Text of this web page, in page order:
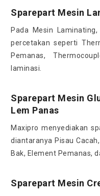
Sparepart Mesin
Pada Mesin
percetakan seperti
Pemanas,
laminasi.
Sparepart Mesin
Lem Panas
Maxipro menyediakan
diantaranya Pisau
Bak, Element Pemanas,
Sparepart Mesin